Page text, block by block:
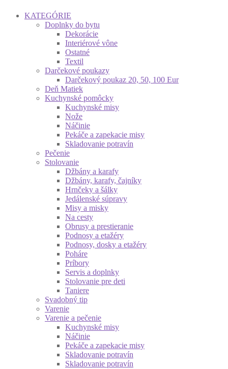
KATEGÓRIE
Doplnky do bytu
Dekorácie
Interiérové vône
Ostatné
Textil
Darčekové poukazy
Darčekový poukaz 20, 50, 100 Eur
Deň Matiek
Kuchynské pomôcky
Kuchynské misy
Nože
Náčinie
Pekáče a zapekacie misy
Skladovanie potravín
Pečenie
Stolovanie
Džbány a karafy
Džbány, karafy, čajníky
Hrnčeky a šálky
Jedálenské súpravy
Misy a misky
Na cesty
Obrusy a prestieranie
Podnosy a etažéry
Podnosy, dosky a etažéry
Poháre
Príbory
Servis a doplnky
Stolovanie pre deti
Taniere
Svadobný tip
Varenie
Varenie a pečenie
Kuchynské misy
Náčinie
Pekáče a zapekacie misy
Skladovanie potravín
Skladovanie potravín